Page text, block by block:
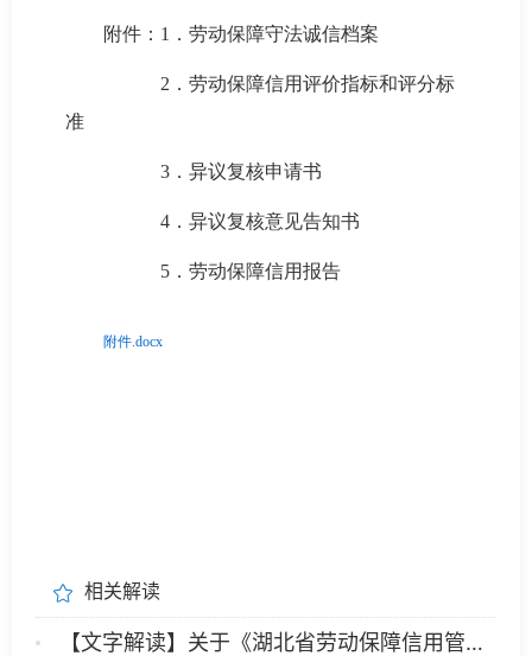
附件：1．劳动保障守法诚信档案
2．劳动保障信用评价指标和评分标
准
3．异议复核申请书
4．异议复核意见告知书
5．劳动保障信用报告
附件.docx
相关解读
【文字解读】关于《湖北省劳动保障信用管理暂行办法》的解读